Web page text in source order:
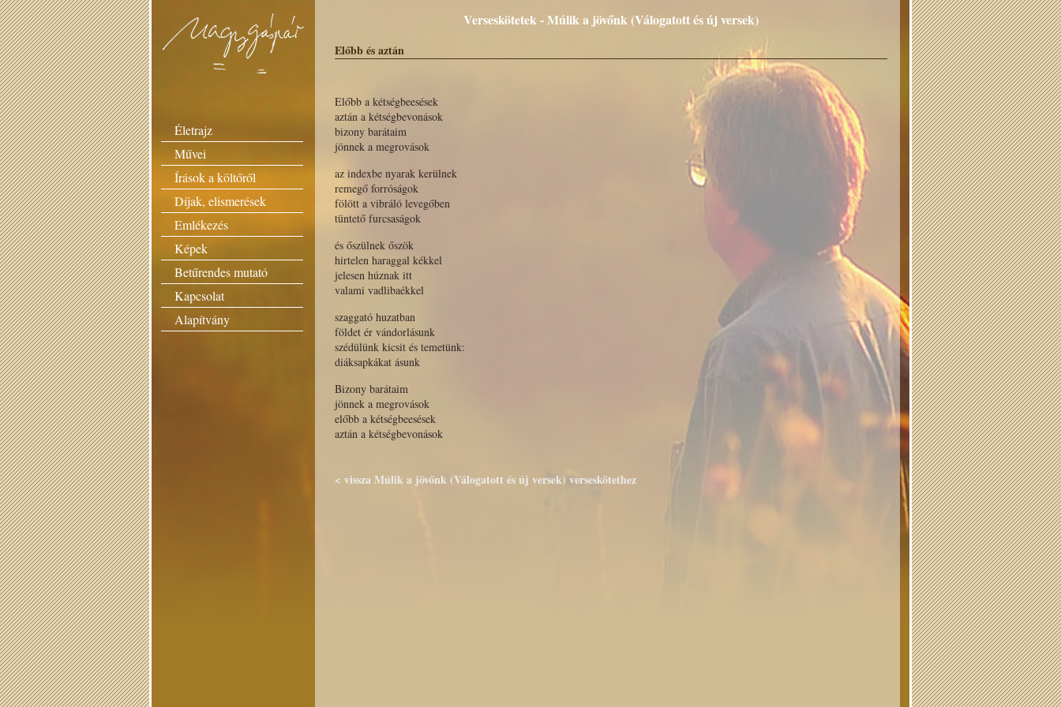
Életrajz
Művei
Írások a költőről
Díjak, elismerések
Emlékezés
Képek
Betűrendes mutató
Kapcsolat
Alapítvány
Verseskötetek - Múlik a jövőnk (Válogatott és új versek)
Előbb és aztán
Előbb a kétségbeesések
aztán a kétségbevonások
bizony barátaim
jönnek a megrovások
az indexbe nyarak kerülnek
remegő forróságok
fölött a vibráló levegőben
tüntető furcsaságok
és őszülnek őszök
hirtelen haraggal kékkel
jelesen húznak itt
valami vadlibaékkel
szaggató huzatban
földet ér vándorlásunk
szédülünk kicsit és temetünk:
diáksapkákat ásunk
Bizony barátaim
jönnek a megrovások
előbb a kétségbeesések
aztán a kétségbevonások
< vissza Múlik a jövőnk (Válogatott és új versek) verseskötethez